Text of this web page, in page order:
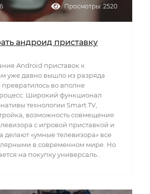
Просмотры: 2520
андроид приставку
Android приставок к
уже давно вышло из разряда
во вполне
Широкий функционал
технологии Smart TV,
возможность совмещения
с игровой приставкой и
делают «умные телевизора» все
в современном мире. Но
на покупку универсаль..